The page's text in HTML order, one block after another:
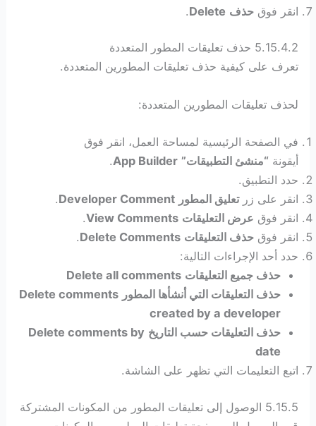
انقر فوقحذف Delete
.
5.15.4.2 حذف تعليقات المطور المتعددة
تعرف على كيفية حذف تعليقات المطورين المتعددة.
لحذف تعليقات المطورين المتعددة:
في الصفحة الرئيسية لمساحة العمل، انقر فوق
أيقونة“منشئ التطبيقات” App Builder
.
حدد التطبيق.
انقر على زرتعليق المطور Developer Comment
.
انقر فوق عرض التعليقات View Comments
.
انقر فوقحذف التعليقات Delete Comments
.
حدد أحد الإجراءات التالية:
حذف جميع التعليقات Delete all comments
حذف التعليقات التي أنشأها المطور Delete comments
created by a developer
حذف التعليقات حسب التاريخ Delete comments by
date
اتبع التعليمات التي تظهر على الشاشة.
5.15.5 الوصول إلى تعليقات المطور من المكونات المشتركة